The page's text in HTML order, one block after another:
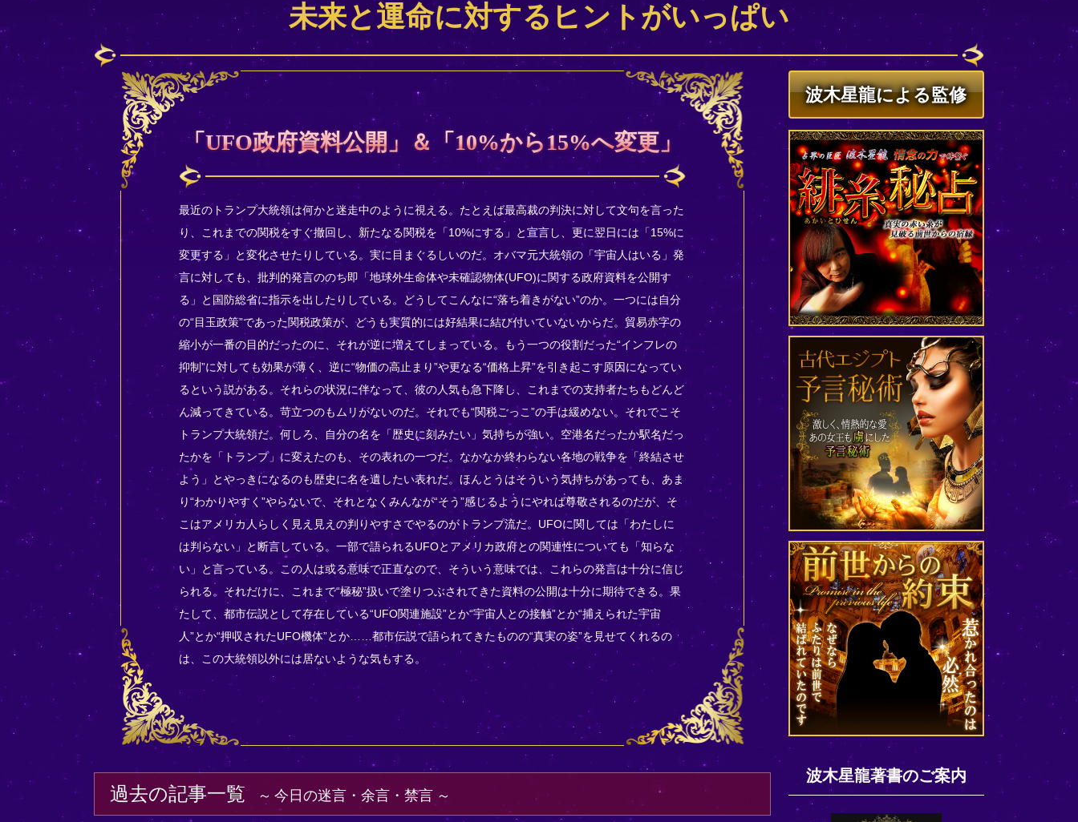
未来と運命に対するヒントがいっぱい
「UFO政府資料公開」＆「10%から15%へ変更」
最近のトランプ大統領は何かと迷走中のように視える。たとえば最高裁の判決に対して文句を言った
り、これまでの関税をすぐ撤回し、新たなる関税を「10%にする」と宣言し、更に翌日には「15%に
変更する」と変化させたりしている。実に目まぐるしいのだ。オバマ元大統領の「宇宙人はいる」発
言に対しても、批判的発言ののち即「地球外生命体や未確認物体(UFO)に関する政府資料を公開す
る」と国防総省に指示を出したりしている。どうしてこんなに“落ち着きがない”のか。一つには自分
の“目玉政策”であった関税政策が、どうも実質的には好結果に結び付いていないからだ。貿易赤字の
縮小が一番の目的だったのに、それが逆に増えてしまっている。もう一つの役割だった“インフレの
抑制”に対しても効果が薄く、逆に“物価の高止まり”や更なる“価格上昇”を引き起こす原因になってい
るという説がある。それらの状況に伴なって、彼の人気も急下降し、これまでの支持者たちもどんど
ん減ってきている。苛立つのもムリがないのだ。それでも“関税ごっこ”の手は緩めない。それでこそ
トランプ大統領だ。何しろ、自分の名を「歴史に刻みたい」気持ちが強い。空港名だったか駅名だっ
たかを「トランプ」に変えたのも、その表れの一つだ。なかなか終わらない各地の戦争を「終結させ
よう」とやっきになるのも歴史に名を遺したい表れだ。ほんとうはそういう気持ちがあっても、あま
り“わかりやすく”やらないで、それとなくみんなが“そう”感じるようにやれば尊敬されるのだが、そ
こはアメリカ人らしく見え見えの判りやすさでやるのがトランプ流だ。UFOに関しては「わたしに
は判らない」と断言している。一部で語られるUFOとアメリカ政府との関連性についても「知らな
い」と言っている。この人は或る意味で正直なので、そういう意味では、これらの発言は十分に信じ
られる。それだけに、これまで“極秘”扱いで塗りつぶされてきた資料の公開は十分に期待できる。果
たして、都市伝説として存在している“UFO関連施設”とか“宇宙人との接触”とか“捕えられた宇宙
人”とか“押収されたUFO機体”とか……都市伝説で語られてきたものの“真実の姿”を見せてくれるの
は、この大統領以外には居ないような気もする。
過去の記事一覧 今日の迷言・余言・禁言
波木星龍による監修
波木星龍著書のご案内